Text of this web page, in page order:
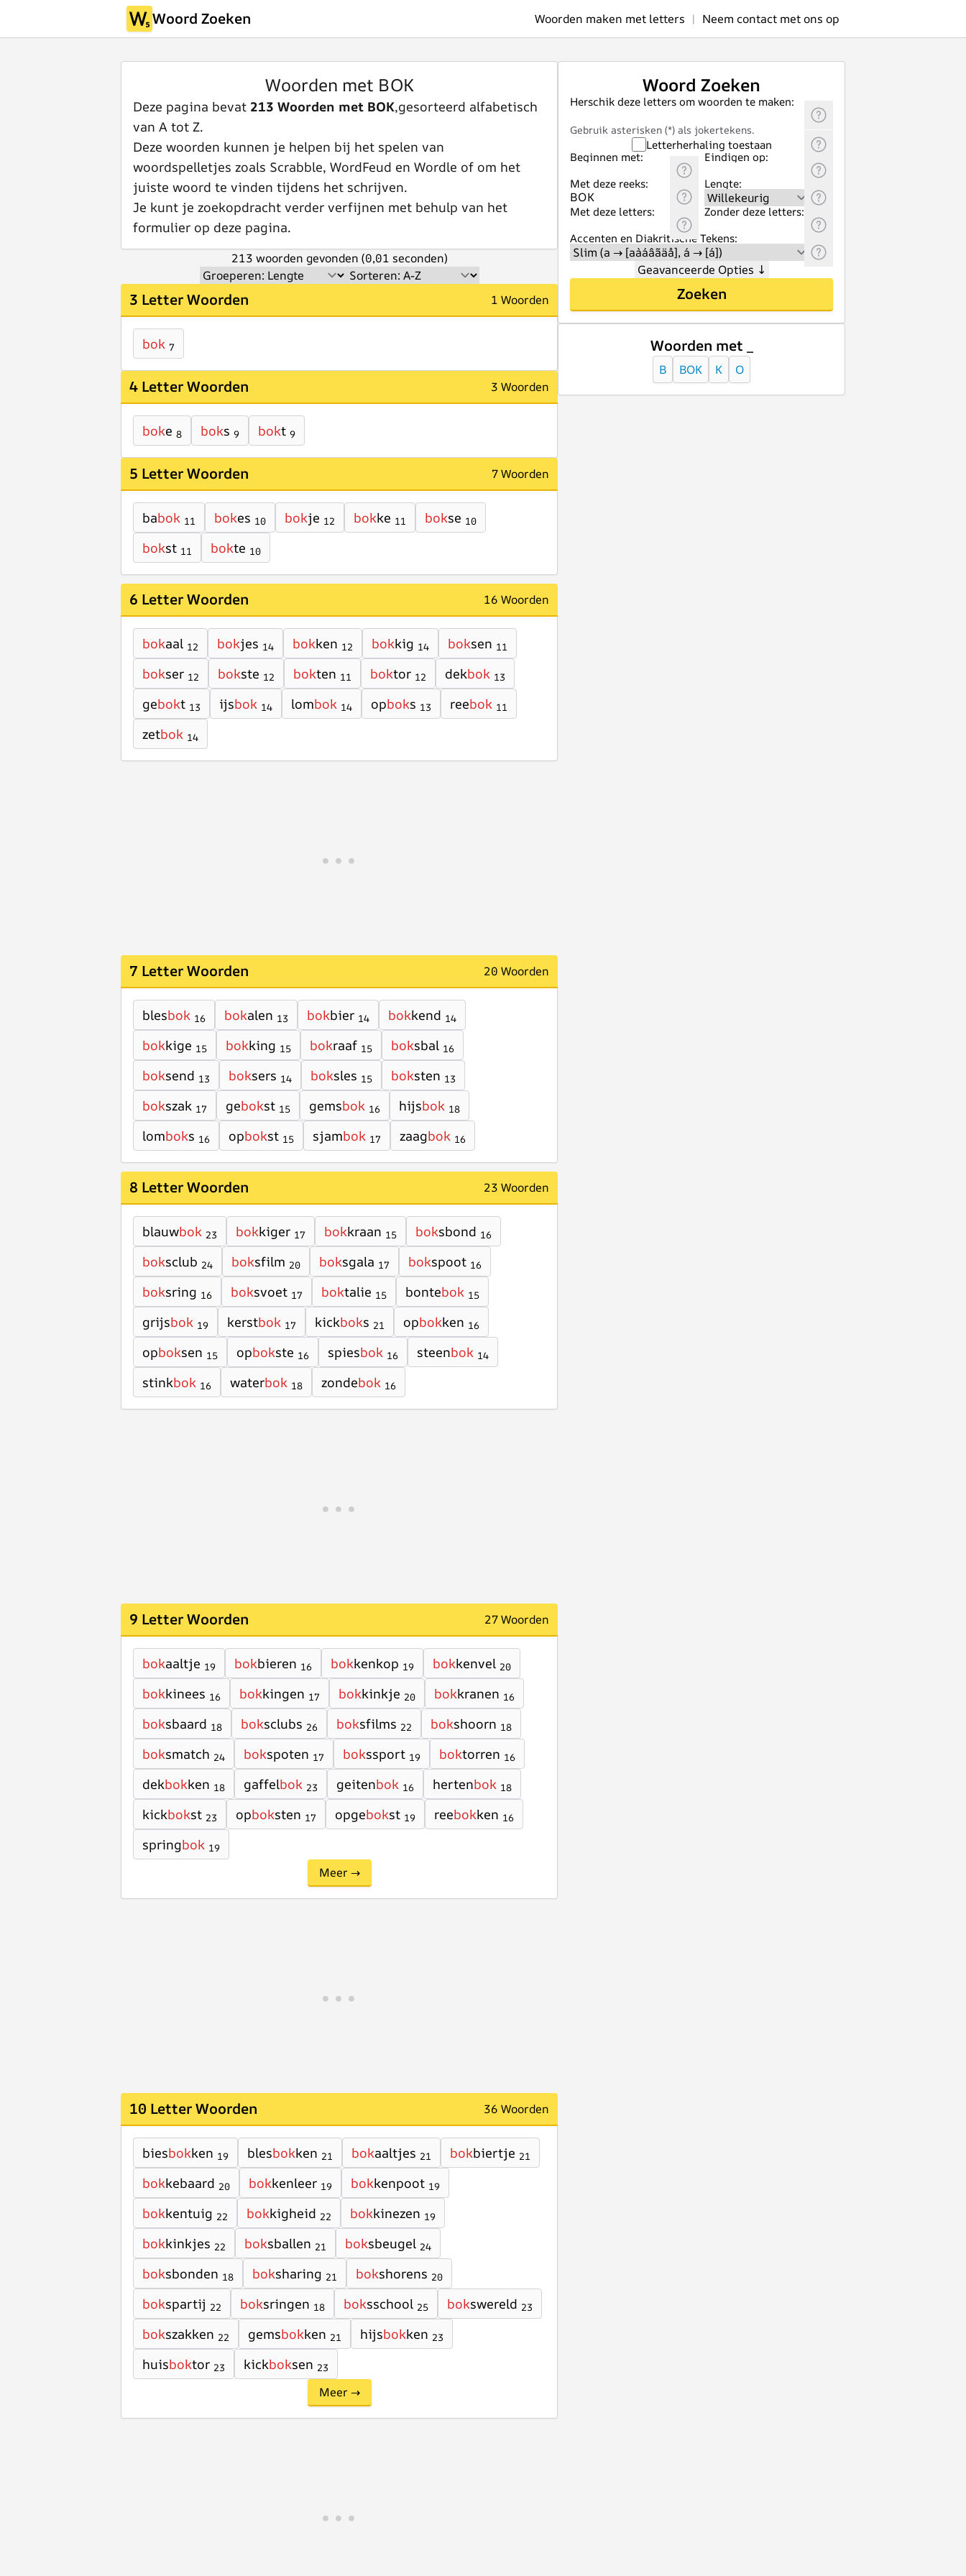
Woord Zoeken Woorden maken met letters | Neem contact met ons op
Woorden met BOK
Deze pagina bevat 213 Woorden met BOK,gesorteerd alfabetisch
van A tot Z.
Deze woorden kunnen je helpen bij het spelen van
woordspelletjes zoals Scrabble, WordFeud en Wordle of om het
juiste woord te vinden tijdens het schrijven.
Je kunt je zoekopdracht verder verfijnen met behulp van het
formulier op deze pagina.
213 woorden gevonden (0,01 seconden)
3 Letter Woorden 1 Woorden
bok 7
4 Letter Woorden 3 Woorden
boke 8 boks 9 bokt 9
5 Letter Woorden 7 Woorden
babok 11 bokes 10 bokje 12 bokke 11 bokse 10
bokst 11 bokte 10
6 Letter Woorden 16 Woorden
bokaal 12 bokjes 14 bokken 12 bokkig 14 boksen 11
bokser 12 bokste 12 bokten 11 boktor 12 dekbok 13
gebokt 13 ijsbok 14 lombok 14 opboks 13 reebok 11
zetbok 14
7 Letter Woorden 20 Woorden
blesbok 16 bokalen 13 bokbier 14 bokkend 14
bokkige 15 bokking 15 bokraaf 15 boksbal 16
boksend 13 boksers 14 boksles 15 boksten 13
bokszak 17 gebokst 15 gemsbok 16 hijsbok 18
lomboks 16 opbokst 15 sjambok 17 zaagbok 16
8 Letter Woorden 23 Woorden
blauwbok 23 bokkiger 17 bokkraan 15 boksbond 16
boksclub 24 boksfilm 20 boksgala 17 bokspoot 16
boksring 16 boksvoet 17 boktalie 15 bontebok 15
grijsbok 19 kerstbok 17 kickboks 21 opbokken 16
opboksen 15 opbokste 16 spiesbok 16 steenbok 14
stinkbok 16 waterbok 18 zondebok 16
9 Letter Woorden 27 Woorden
bokaaltje 19 bokbieren 16 bokkenkop 19 bokkenvel 20
bokkinees 16 bokkingen 17 bokkinkje 20 bokkranen 16
boksbaard 18 boksclubs 26 boksfilms 22 bokshoorn 18
boksmatch 24 bokspoten 17 bokssport 19 boktorren 16
dekbokken 18 gaffelbok 23 geitenbok 16 hertenbok 18
kickbokst 23 opboksten 17 opgebokst 19 reebokken 16
springbok 19
Meer →
10 Letter Woorden 36 Woorden
biesbokken 19 blesbokken 21 bokaaltjes 21 bokbiertje 21
bokkebaard 20 bokkenleer 19 bokkenpoot 19
bokkentuig 22 bokkigheid 22 bokkinezen 19
bokkinkjes 22 boksballen 21 boksbeugel 24
boksbonden 18 boksharing 21 bokshorens 20
bokspartij 22 boksringen 18 boksschool 25 bokswereld 23
bokszakken 22 gemsbokken 21 hijsbokken 23
huisboktor 23 kickboksen 23
Meer →
Woord Zoeken
Herschik deze letters om woorden te maken:
Gebruik asterisken (*) als jokertekens.
Letterherhaling toestaan
Beginnen met:
Eindigen op:
Met deze reeks:
Lengte:
Met deze letters:
Zonder deze letters:
Accenten en Diakritische Tekens:
Geavanceerde Opties ↓
Zoeken
Woorden met _
B BOK K O